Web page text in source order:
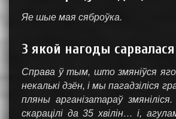
Яе шые мая сяброўка.
З якой нагоды
Справа ў тым, што змяніўся
некалькі дзён, і мы пагадзіліся
пляны арганізатараў
скарацілі да 35 хвілін… і,